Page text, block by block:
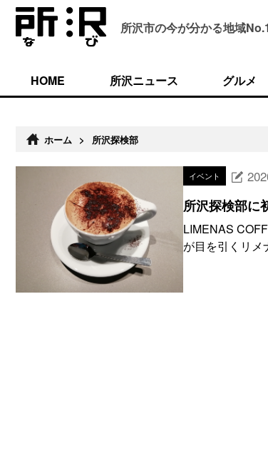
所沢市の今が分かる地域
HOME 所沢ニュース グルメ
ホーム > 所沢探検部
イベント
所沢探検部に
LIMENAS
が目を引くリ